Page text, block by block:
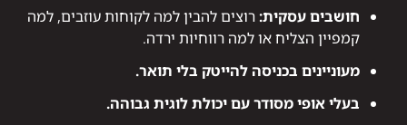
חושבים עסקית:רוצים להבין למה לקוחות עוזבים, למה
קמפיין הצליח או למה רווחיות ירדה.
מעוניינים בכניסה להייטק בלי תואר.
בעלי אופי מסודר עם יכולת לוגית גבוהה.